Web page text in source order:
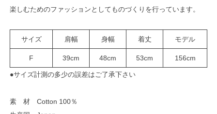
楽しむためのファッションとしてものづくりを行っています。
サイズ 肩幅 身幅 着丈 モデル
F 39cm 48cm 53cm 156cm
●サイズ計測の多少の誤差はご了承下さい
素 材 Cotton 100％